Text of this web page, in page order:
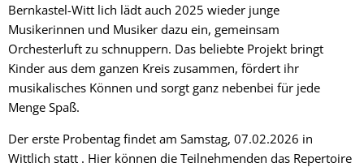
Bernkastel-Witt lich lädt auch 2025 wieder junge
Musikerinnen und Musiker dazu ein, gemeinsam
Orchesterluft zu schnuppern. Das beliebte Projekt bringt
Kinder aus dem ganzen Kreis zusammen, fördert ihr
musikalisches Können und sorgt ganz nebenbei für jede
Menge Spaß.
Der erste Probentag findet am Samstag, 07.02.2026 in
Wittlich statt . Hier können die Teilnehmenden das Repertoire